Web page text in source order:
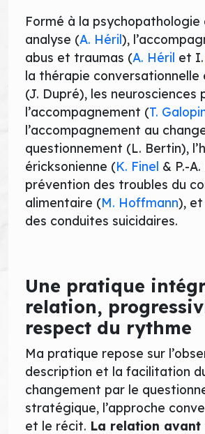
Formé à la psychopathologie
analyse (A. Héril),
abus et traumas (A. Héril et I.
la thérapie
(J. Dupré), les neurosciences
l’accompagnement (T.
l’accompagnement au
questionnement (L. Bertin),
éricksonienne (K. Finel & P.-
prévention des troubles du
alimentaire (M. Hoffmann),
des conduites suicidaires.
Une pratique
relation,
respect du rythme
Ma pratique repose sur
description et la facilitation
changement par le
stratégique, l’approche
et le récit. La relation avant